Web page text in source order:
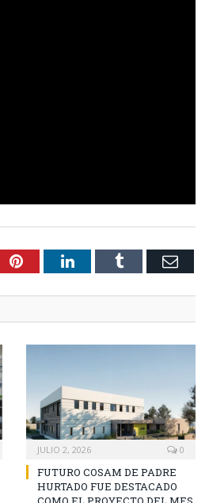
PinterestLinkedInTumblr Email
JULIO 2, 2026 0
FUTURO COSAM DE PADRE
HURTADO FUE DESTACADO